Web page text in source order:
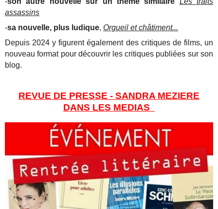
assassins
-sa nouvelle, plus ludique, Orgueil et châtiment...
Depuis 2024 y figurent également des critiques de films, un
nouveau format pour découvrir les critiques publiées sur son
blog.
REVUE DE PRESSE - SANDRA MEZIERE
DANS LES MEDIAS